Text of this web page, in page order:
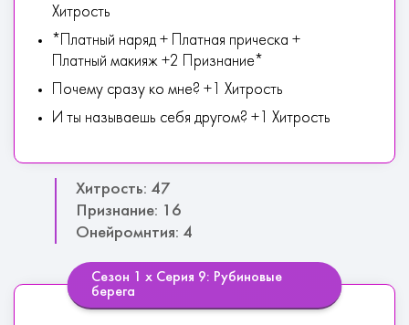
Хитрость
*Платный наряд + Платная прическа +
Платный макияж +2 Признание*
Почему сразу ко мне? +1 Хитрость
И ты называешь себя другом? +1 Хитрость
Хитрость: 47
Признание: 16
Онейромнтия: 4
Сезон 1 х Серия 9: Рубиновые
берега